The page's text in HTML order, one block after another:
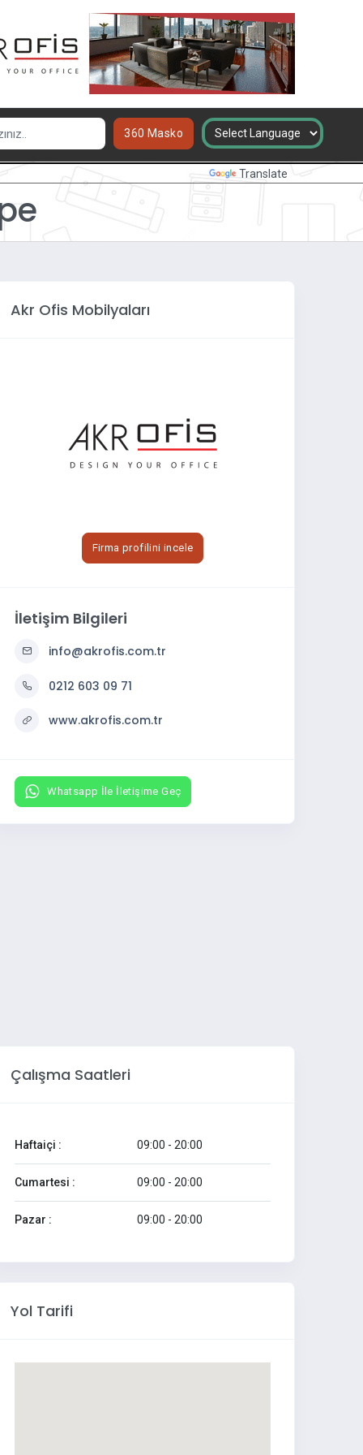
Translate
360 Masko
Akr Ofis Mobilyaları
Firma profilini incele
İletişim Bilgileri
info@akrofis.com.tr
0212 603 09 71
www.akrofis.com.tr
Whatsapp İle İletişime Geç
Çalışma Saatleri
Haftaiçi : 09:00 - 20:00
Cumartesi : 09:00 - 20:00
Pazar : 09:00 - 20:00
Yol Tarifi